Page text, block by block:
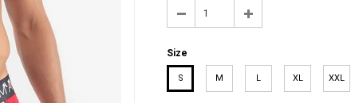
Size
S M L XL XXL